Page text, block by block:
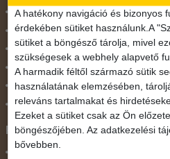
November 1.
Október 23.
Pünkösdi utazás
Szilveszter
Tavaszi szünet
Valentin nap
Programtípus
A hatékony navigáció és bizonyos
érdekében sütiket használunk.A
sütiket a böngésző tárolja, mivel
szükségesek a webhely alapvető
A harmadik féltől származó sütik
használatának elemzésében,
releváns tartalmakat és
Ezeket a sütiket csak az Ön
böngészőjében. Az adatkezelési
bővebben.